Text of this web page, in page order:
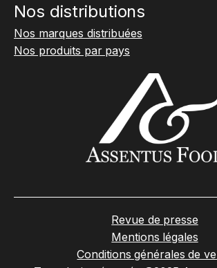
Nos distributions
Nos marques distribuées
Nos produits par pays
Revue de presse
Mentions légales
Conditions générales de